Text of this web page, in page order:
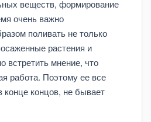
веществ, формирование
очень важно
поливать не только
растения и
встретить мнение, что
работа. Поэтому ее все
конце концов, не бывает